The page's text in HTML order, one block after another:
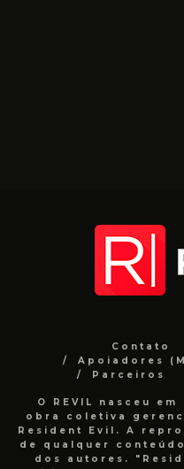
Contato
Apoiadores
Parceiros
O REVIL nasceu
obra coletiva
Resident Evil. A
de qualquer
dos autores.